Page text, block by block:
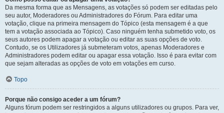
Da mesma forma que as Mensagens, as votações só podem ser editadas pelo
seu autor, Moderadores ou Administradores do Fórum. Para editar uma
votação, clique na primeira mensagem do Tópico (esta mensagem é a que
tem a votação associada ao Tópico). Caso ninguém tenha submetido voto, os
seus autores podem apagar a votação ou editar as suas opções de voto.
Contudo, se os Utilizadores já submeteram votos, apenas Moderadores e
Administradores podem editar ou apagar essa votação. Isso é para evitar com
que sejam alteradas as opções de voto em votações em curso.
Topo
Porque não consigo aceder a um fórum?
Alguns fórum podem ser restringidos a alguns utilizadores ou grupos. Para ver,